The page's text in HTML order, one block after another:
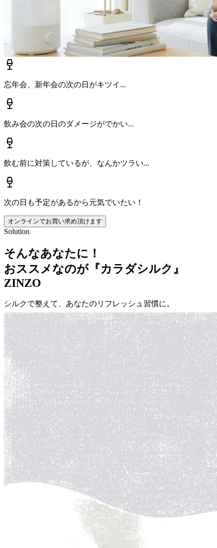
忘年会、新年会の次の日がキツイ...
飲み会の次の日のダメージがでかい...
飲む前に対策しているが、なんかツラい...
次の日も予定があるから元気でいたい！
オンラインでお買い求め頂けます
Solution
そんなあなたに！
おススメなのが『カラダシルク』
ZINZO
シルクで整えて、あなたのリフレッシュ習慣に。